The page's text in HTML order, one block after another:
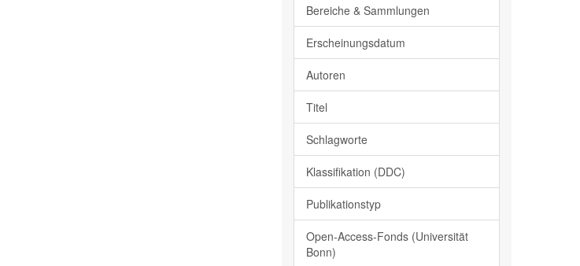
Bereiche & Sammlungen
Erscheinungsdatum
Autoren
Titel
Schlagworte
Klassifikation (DDC)
Publikationstyp
Open-Access-Fonds (Universität
Bonn)